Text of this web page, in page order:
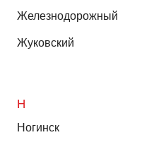
Железнодорожный
Жуковский
Н
Ногинск